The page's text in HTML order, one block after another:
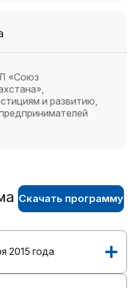
«Союз
и развитию,
Скачать программу
2015 года